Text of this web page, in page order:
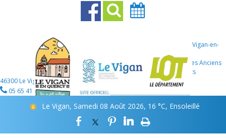
Mairie Le Vigan-en-
Quercy
107 Place des Anciens
Combattants
46300 Le Vigan-en-Quercy
05 65 41 12 46
Le Vigan, Samedi 08 Août 2026, 16 °C, Ensoleillé